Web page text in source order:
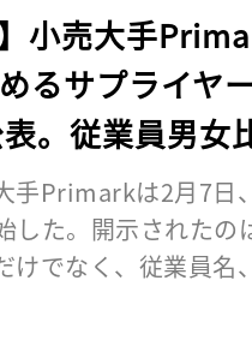
】小売大手
るサプライヤ
。従業員男女
手Primarkは2月7日
した。開示された
けでなく、従業員